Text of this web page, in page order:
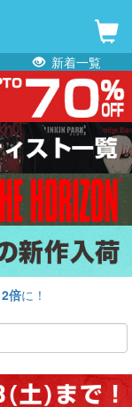
新着一覧
2倍に！